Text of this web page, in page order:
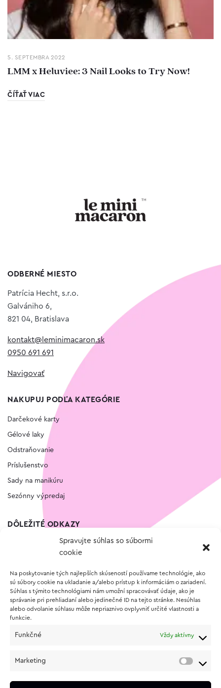
Spravujte súhlas so súbormi
cookie
Na poskytovanie tých najlepších skúseností používame technológie, ako
sú súbory cookie na ukladanie a/alebo prístup k informáciám o zariadení.
Súhlas s týmito technológiami nám umožní spracovávať údaje, ako je
správanie pri prehliadaní alebo jedinečné ID na tejto stránke. Nesúhlas
alebo odvolanie súhlasu môže nepriaznivo ovplyvniť určité vlastnosti a
funkcie.
Funkčné Vždy aktívny
Marketing
5. SEPTEMBRA 2022
LMM x Heluviee: 3 Nail Looks to Try Now!
ČÍŤAŤ VIAC
ODBERNÉ MIESTO
Patrícia Hecht, s.r.o.
Galvániho 6,
821 04, Bratislava
kontakt@leminimacaron.sk
0950 691 691
Navigovať
NAKUPUJ PODĽA KATEGÓRIE
Darčekové karty
Gélové laky
Odstraňovanie
Príslušenstvo
Sady na manikúru
Sezónny výpredaj
DÔLEŽITÉ ODKAZY
Vernostný program
O NÁKUPE
Vrátenie a reklamácia tovaru